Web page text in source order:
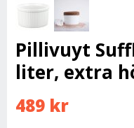
Pillivuyt
liter, extra
489 kr